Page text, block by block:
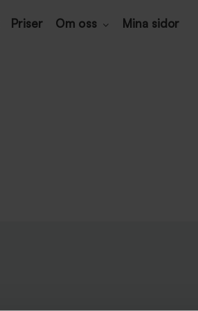
Priser Om oss Mina sidor